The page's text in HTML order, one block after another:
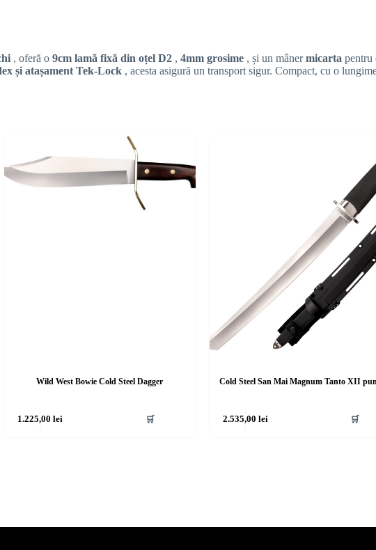
, oferă o 9cm lamă fixă din oțel D2 , 4mm grosime , și un mânermicarta pentru
și atașament Tek-Lock , acesta asigură un transport sigur. Compact, cu o
Wild West Bowie Cold Steel Dagger
1.225,00lei 🛒
Cold Steel San Mai Magnum Tanto XII
2.535,00 lei 🛒